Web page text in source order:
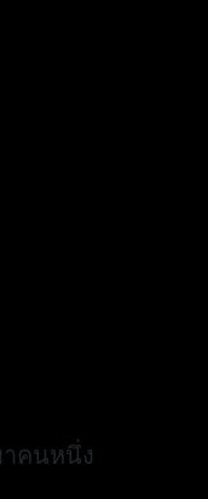
คนหนึ่ง